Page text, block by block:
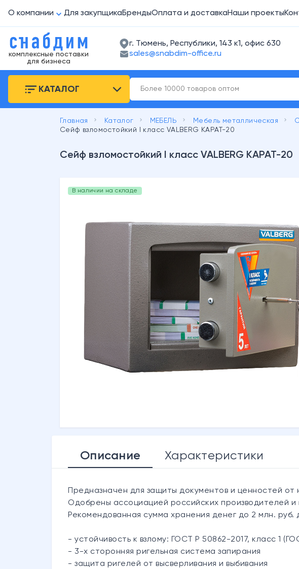
О компании Для закупщикаБрендыОплата и доставкаНаши проекты
комплексные поставки
для бизнеса
г. Тюмень, Республики, 143 к1, офис 630
sales@snabdim-office.ru
КАТАЛОГ
Главная keyboard_arrow_right Каталог keyboard_arrow_right МЕБЕЛЬ keyboard_arrow_right Мебель металлическая keyboard_arrow_right
Сейф взломостойкий I класс VALBERG КАРАТ-20
Сейф взломостойкий I класс VALBERG КАРАТ-20
В наличии на складе
Описание Характеристики
Предназначен для защиты документов и ценностей от
Одобрены ассоциацией российских производителей
Рекомендованная сумма хранения денег до 2 млн.
- устойчивость к взлому: ГОСТ Р 50862-2017, класс 1
- 3-х сторонняя ригельная система запирания
- защита ригелей от высверливания и выбивания